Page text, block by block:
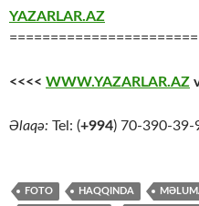
YAZARLAR.AZ
<<<< WWW.YAZARLAR.AZ
Əlaqə: Tel: (+994) 70-390-39-
FOTO HAQQINDA